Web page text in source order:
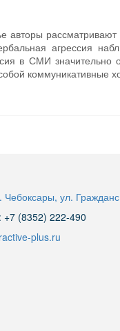
авторы
агрессия
в СМИ значительно
коммуникативные
Чебоксары, ул.
(8352) 222-490
plus.ru